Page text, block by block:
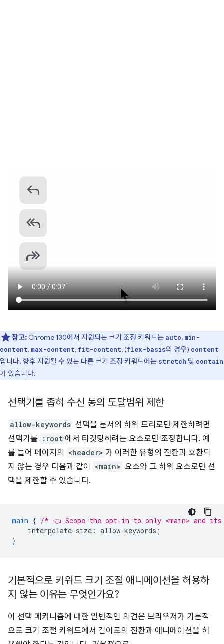
참고: Chrome 130에서 지원되는 크기 조정 키워드는 auto, min-
content, max-content, fit-content, (flex-basis의 경우) content
입니다. 향후 지원될 수 있는 다른 크기 조정 키워드에는 stretch 및 contain
가 있습니다.
선택기를 좁혀 수신 동의 도달범위 제한
allow-keywords 선택을 문서의 하위 트리로만 제한하려면
선택기를
:root 에서 타겟팅하려는 요소로만 조정합니다. 예
를 들어 페이지의
<header> 가 이러한 유형의 전환과 호환되
지 않는 경우 다음과 같이
<main> 요소와 그 하위 요소로만 선
택을 제한할 수 있습니다.
main { /* 👈 Scope the opt-in to only <main> and its
interpolate-size : allow-keywords ;
}
기본적으로 키워드 크기 조절 애니메이션을 허용하
지 않는 이유는 무엇인가요?
이 선택 메커니즘에 대한 일반적인 의견은 브라우저가 기본적
으로 크기 조절 키워드에서 길이로의 전환과 애니메이션을 허